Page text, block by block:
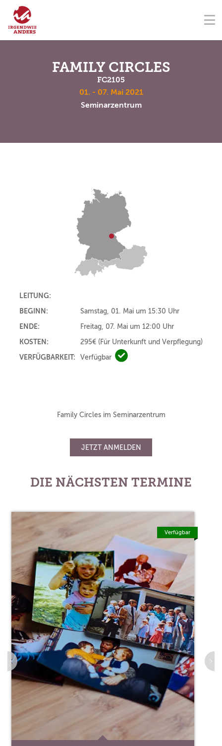
NAVIGATION ÜBERSPRINGEN
ÜBER UNS
AKADEMIE
FAMILY CIRCLES
FC2105
01. - 07. Mai 2021
Seminarzentrum
LEITUNG:
BEGINN:
Samstag, 01. Mai um 15:30 Uhr
ENDE:
Freitag, 07. Mai um 12:00 Uhr
KOSTEN:
295€ (Für Unterkunft und Verpflegung)
VERFÜGBARKEIT:
Verfügbar Verfügbar
Family Circles im Seminarzentrum
JETZT ANMELDEN
DIE NÄCHSTEN TERMINE
Verfügbar